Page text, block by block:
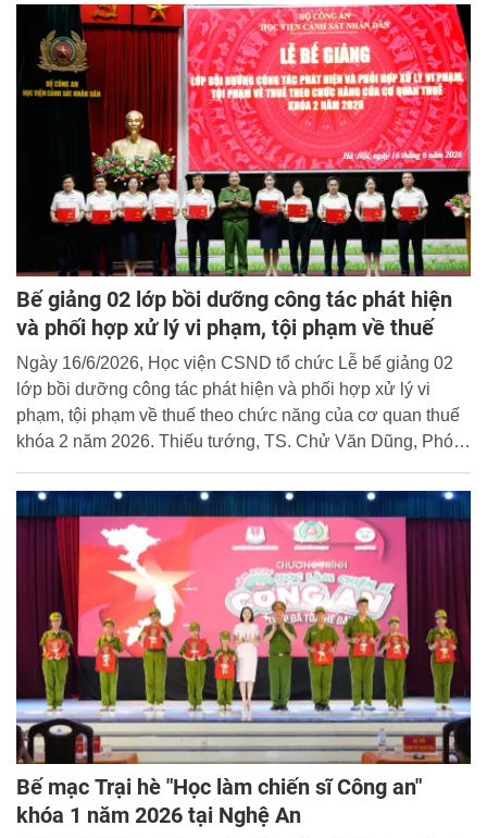
Bế giảng 02 lớp bồi dưỡng công tác phát hiện
và phối hợp xử lý vi phạm, tội phạm về thuế
Ngày 16/6/2026, Học viện CSND tổ chức Lễ bế giảng 02
lớp bồi dưỡng công tác phát hiện và phối hợp xử lý vi
phạm, tội phạm về thuế theo chức năng của cơ quan thuế
khóa 2 năm 2026. Thiếu tướng, TS. Chử Văn Dũng, Phó
Giám đốc Học viện dự và chủ trì buổi lễ.
Bế mạc Trại hè "Học làm chiến sĩ Công an"
khóa 1 năm 2026 tại Nghệ An